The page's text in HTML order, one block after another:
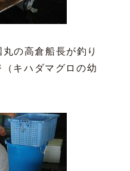
の高倉船長が釣り
（キハダマグロの幼